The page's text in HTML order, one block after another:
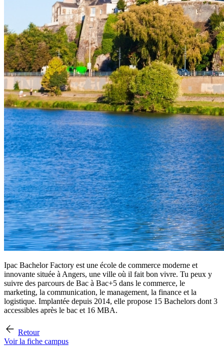
Ipac Bachelor Factory est une école de commerce moderne et
innovante située à Angers, une ville où il fait bon vivre. Tu peux y
suivre des parcours de Bac à Bac+5 dans le commerce, le
marketing, la communication, le management, la finance et la
logistique. Implantée depuis 2014, elle propose 15 Bachelors dont 3
accessibles après le bac et 16 MBA.
Retour
Voir la fiche campus